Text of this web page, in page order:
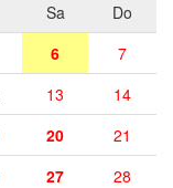
Sa
Do
6
7
13
14
20
21
27
28